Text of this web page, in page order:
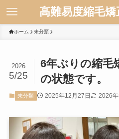
高難易度縮毛
ホーム 未分類
6年ぶりの縮毛
の状態です。
2026
5/25
未分類 2025年12月27日 2026